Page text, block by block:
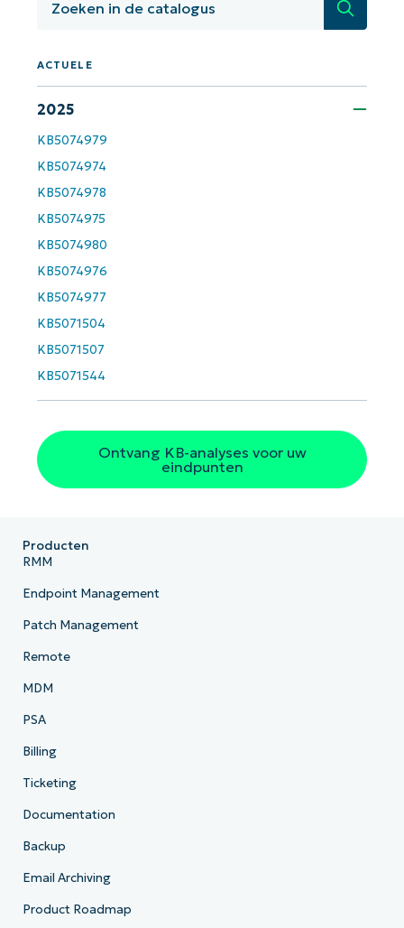
Zoeken
ACTUELE
2025
KB5074979
KB5074974
KB5074978
KB5074975
KB5074980
KB5074976
KB5074977
KB5071504
KB5071507
KB5071544
Ontvang KB-analyses voor uw
eindpunten
Producten
RMM
Endpoint Management
Patch Management
Remote
MDM
PSA
Billing
Ticketing
Documentation
Backup
Email Archiving
Product Roadmap